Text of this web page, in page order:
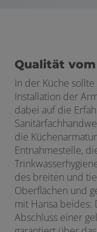
Qualität
In der Küche
Installation der
dabei auf die
die
Entnahmestelle,
des breiten und
Oberflächen und
mit Hansa
Abschluss einer